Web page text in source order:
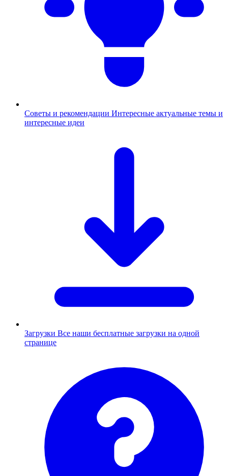
Советы и рекомендации Интересные актуальные темы и
интересные идеи
Загрузки Все наши бесплатные загрузки на одной
странице